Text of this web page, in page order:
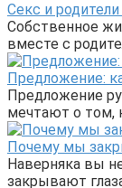
Секс и
Собственное
вместе с
Предложение:
Предложение
мечтают о том,
Почему мы
Наверняка вы
закрывают